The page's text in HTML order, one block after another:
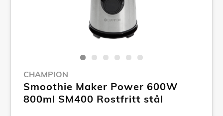
CHAMPION
Smoothie Maker Power 600W
800ml SM400 Rostfritt stål